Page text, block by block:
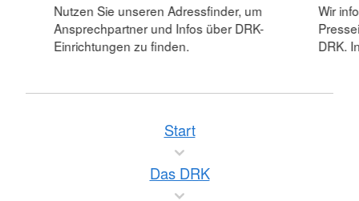
Nutzen Sie unseren Adressfinder, um
Ansprechpartner und Infos über DRK-
Einrichtungen zu finden.
Wir
DRK.
Start
Das DRK